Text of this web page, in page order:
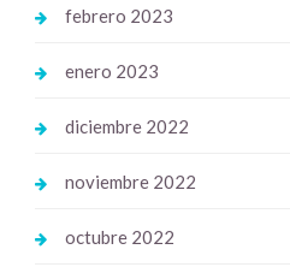
febrero 2023
enero 2023
diciembre 2022
noviembre 2022
octubre 2022